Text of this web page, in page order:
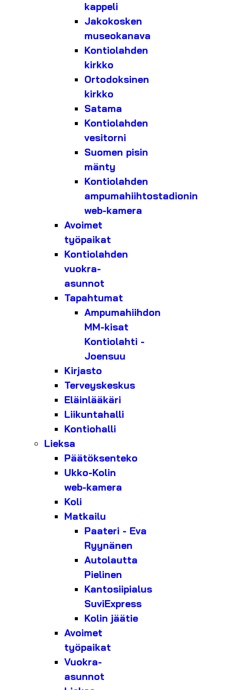
kappeli
Jakokosken
museokanava
Kontiolahden
kirkko
Ortodoksinen
kirkko
Satama
Kontiolahden
vesitorni
Suomen pisin
mänty
Kontiolahden
ampumahiihtostadionin
web-kamera
Avoimet
työpaikat
Kontiolahden
vuokra-
asunnot
Tapahtumat
Ampumahiihdon
MM-kisat
Kontiolahti -
Joensuu
Kirjasto
Terveyskeskus
Eläinlääkäri
Liikuntahalli
Kontiohalli
Lieksa
Päätöksenteko
Ukko-Kolin
web-kamera
Koli
Matkailu
Paateri - Eva
Ryynänen
Autolautta
Pielinen
Kantosiipialus
SuviExpress
Kolin jäätie
Avoimet
työpaikat
Vuokra-
asunnot